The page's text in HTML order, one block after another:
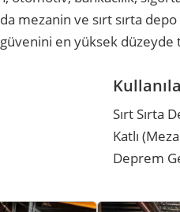
ve sırt sırta
en yüksek düzeyde
Sırt Sırta
Katlı
Deprem